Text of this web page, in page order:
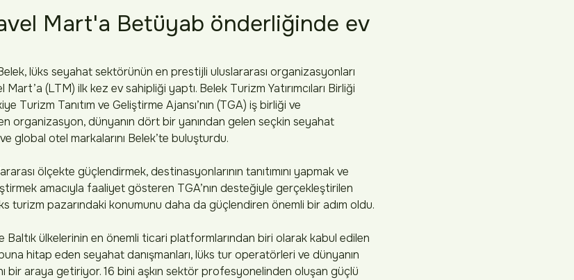
Mart'a Betüyab önderliğinde ev
lüks seyahat sektörünün en prestijli uluslararası organizasyonları
(LTM) ilk kez ev sahipliği yaptı. Belek Turizm Yatırımcıları Birliği
Turizm Tanıtım ve Geliştirme Ajansı’nın (TGA) iş birliği ve
organizasyon, dünyanın dört bir yanından gelen seçkin seyahat
global otel markalarını Belek’te buluşturdu.
ölçekte güçlendirmek, destinasyonlarının tanıtımını yapmak ve
amacıyla faaliyet gösteren TGA’nın desteğiyle gerçekleştirilen
turizm pazarındaki konumunu daha da güçlendiren önemli bir adım oldu.
ülkelerinin en önemli ticari platformlarından biri olarak kabul edilen
hitap eden seyahat danışmanları, lüks tur operatörleri ve dünyanın
bir araya getiriyor. 16 bini aşkın sektör profesyonelinden oluşan güçlü